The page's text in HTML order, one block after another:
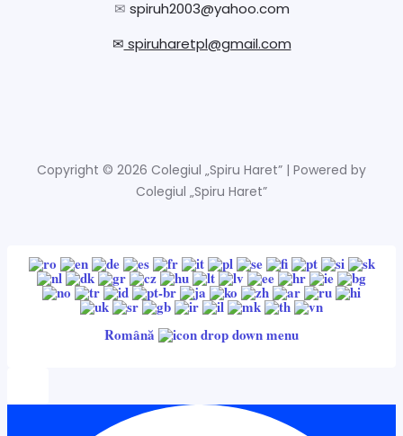
✉ spiruh2003@yahoo.com
✉ spiruharetpl@gmail.com
Copyright © 2026 Colegiul „Spiru Haret” | Powered by
Colegiul „Spiru Haret”
Română